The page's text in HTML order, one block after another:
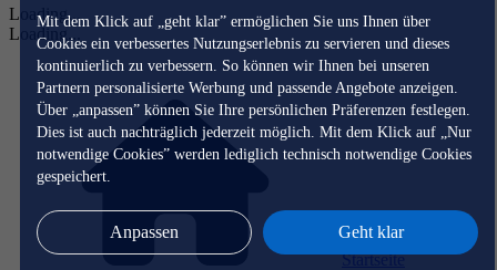
Mit dem Klick auf „geht klar” ermöglichen Sie uns Ihnen über
Cookies ein verbessertes Nutzungserlebnis zu servieren und dieses
kontinuierlich zu verbessern. So können wir Ihnen bei unseren
Partnern personalisierte Werbung und passende Angebote anzeigen.
Über „anpassen” können Sie Ihre persönlichen Präferenzen festlegen.
Dies ist auch nachträglich jederzeit möglich. Mit dem Klick auf „Nur
notwendige Cookies” werden lediglich technisch notwendige Cookies
gespeichert.
Anpassen Geht klar
Loading...
Loading...
Startseite